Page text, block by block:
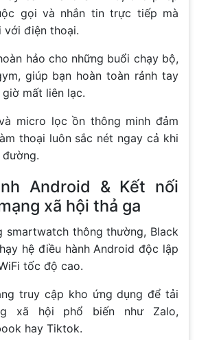
gọi và nhắn tin trực tiếp mà
với điện thoại.
hảo cho những buổi chạy bộ,
giúp bạn hoàn toàn rảnh tay
mất liên lạc.
micro lọc ồn thông minh đảm
thoại luôn sắc nét ngay cả khi
Android & Kết nối
xã hội thả ga
smartwatch thông thường, Black
hệ điều hành Android độc lập
tốc độ cao.
truy cập kho ứng dụng để tải
xã hội phổ biến như Zalo,
hay Tiktok.